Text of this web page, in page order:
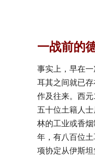
一战前的
事实上，早在
耳其之间就已
作及往来。西
五十位土籍人
林的工业或香
年，有八百位
项协定从伊斯